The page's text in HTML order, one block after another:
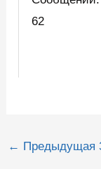
62
Навигация
← Предыдущая